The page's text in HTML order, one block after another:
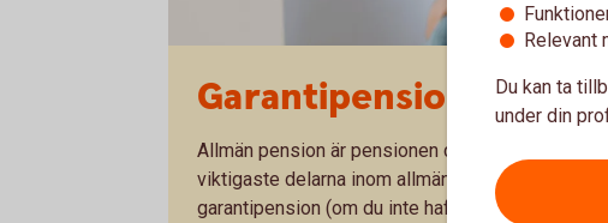
Garantipension – en
Allmän pension är pensionen du får från staten
viktigaste delarna inom allmän pension är
garantipension (om du inte haft någon, eller låg,
Relevant
Du kan ta
under din